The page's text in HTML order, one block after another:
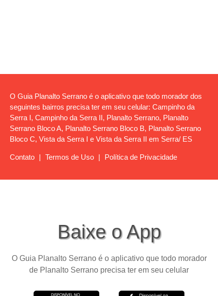
O Guia Planalto Serrano é o aplicativo que todo morador dos
seguintes bairros precisa ter em seu celular: Campinho da
Serra I, Campinho da Serra II, Planalto Serrano, Planalto
Serrano Bloco A, Planalto Serrano Bloco B, Planalto Serrano
Bloco C, Vista da Serra I e Vista da Serra II em Serra/ ES
Contato | Termos de Uso | Política de Privacidade
Baixe o App
O Guia Planalto Serrano é o aplicativo que todo morador
de Planalto Serrano precisa ter em seu celular